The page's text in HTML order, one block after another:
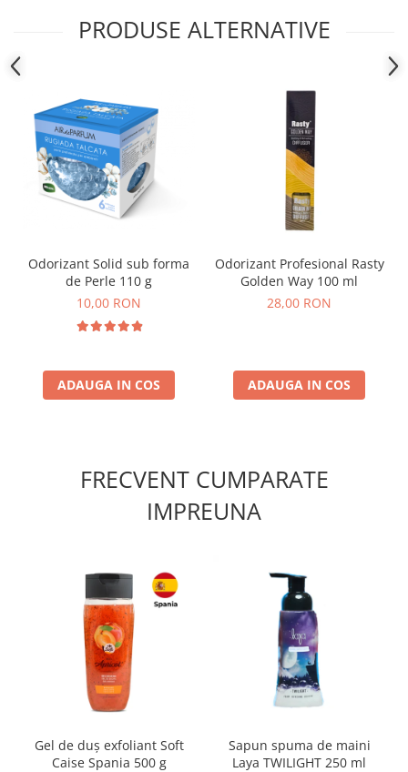
PRODUSE ALTERNATIVE
Odorizant Solid sub forma
de Perle 110 g
10,00 RON
ADAUGA IN COS
Odorizant Profesional Rasty
Golden Way 100 ml
28,00 RON
ADAUGA IN COS
FRECVENT CUMPARATE
IMPREUNA
Gel de duș exfoliant Soft
Caise Spania 500 g
Sapun spuma de maini
Laya TWILIGHT 250 ml